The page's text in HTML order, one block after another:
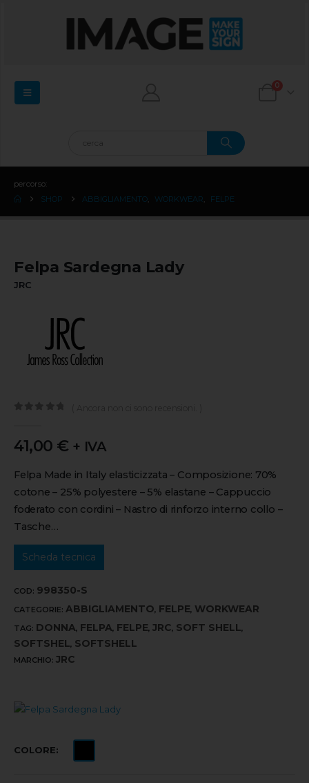
0
percorso:
SHOP
ABBIGLIAMENTO WORKWEAR FELPE
Felpa Sardegna Lady
JRC
41,00 € + IVA
Felpa Made in Italy elasticizzata – Composizione: 70%
cotone – 25% polyestere – 5% elastane – Cappuccio
foderato con cordini – Nastro di rinforzo interno collo –
Tasche…
Scheda tecnica
COD: 998350-S
CATEGORIE: ABBIGLIAMENTO, FELPE, WORKWEAR
TAG: DONNA, FELPA, FELPE, JRC, SOFT SHELL,
SOFTSHEL, SOFTSHELL
MARCHIO: JRC
COLORE